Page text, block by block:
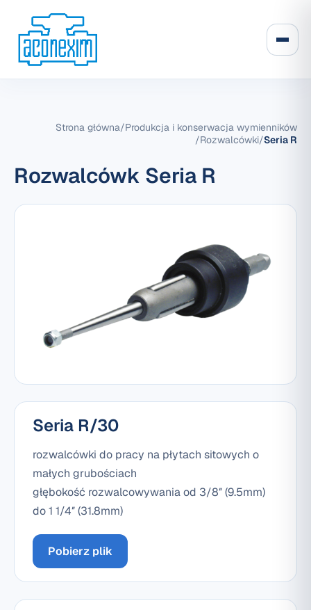
Strona główna/Produkcja i konserwacja wymienników
/Rozwalcówki/Seria R
Rozwalcówk Seria R
Seria R/30
rozwalcówki do pracy na płytach sitowych o
małych grubościach
głębokość rozwalcowywania od 3/8″ (9.5mm)
do 1 1/4″ (31.8mm)
Pobierz plik